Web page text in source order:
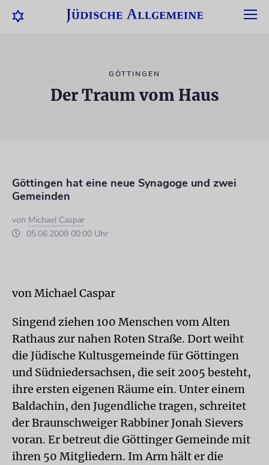
GÖTTINGEN
Der Traum vom Haus
Göttingen hat eine neue Synagoge und zwei
Gemeinden
von Michael Caspar
05.06.2008 00:00 Uhr
von Michael Caspar
Singend ziehen 100 Menschen vom Alten
Rathaus zur nahen Roten Straße. Dort weiht
die Jüdische Kultusgemeinde für Göttingen
und Südniedersachsen, die seit 2005 besteht,
ihre ersten eigenen Räume ein. Unter einem
Baldachin, den Jugendliche tragen, schreitet
der Braunschweiger Rabbiner Jonah Sievers
voran. Er betreut die Göttinger Gemeinde mit
ihren 50 Mitgliedern. Im Arm hält er die